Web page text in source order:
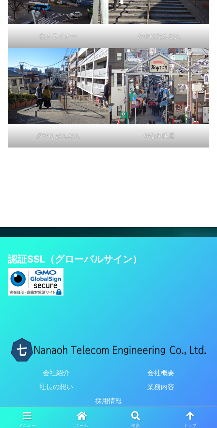
舎人ライナー 夕やけだんだん
夕やけだんだん やなか銀座
認証SSL（グローバルサイン）
会社紹介
会社概要
社長の想い
業務内容
採用情報
© 2021 七欧通信興業株式会社.
メニュー ホーム 検索 トップ